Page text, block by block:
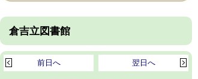
倉吉立図書館
翌日へ
前日へ